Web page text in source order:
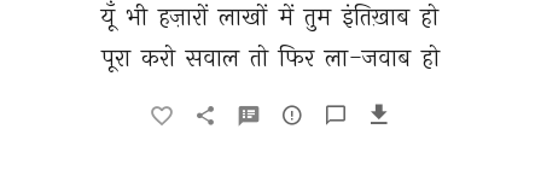
यूँ भी हज़ारों लाखों में तुम इंतिख़ाब हो
पूरा करो सवाल तो फिर ला-जवाब हो